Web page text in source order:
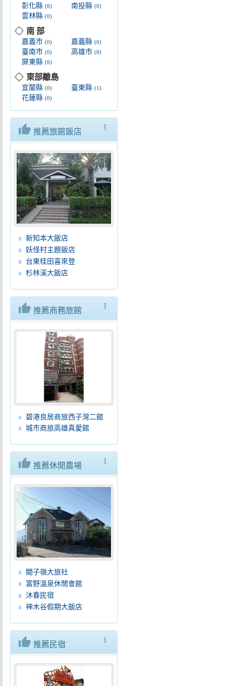
彰化縣 (0) 南投縣(0)
雲林縣 (0)
location_searching 南 部
嘉義市 (0) 嘉義縣(0)
臺南市 (0) 高雄市(0)
屏東縣 (0)
location_searching 東部離島
宜蘭縣 (0) 臺東縣(1)
花蓮縣 (0)
more_vert
thumb_up 推薦旅館飯店
新知本大飯店
妖怪村主題飯店
台東桂田喜來登
杉林溪大飯店
more_vert
thumb_up 推薦商務旅館
碧港良居商旅西子灣二館
城市商旅高雄真愛館
more_vert
thumb_up 推薦休閒農場
關子嶺大旅社
富野溫泉休閒會館
沐春民宿
神木谷假期大飯店
more_vert
thumb_up 推薦民宿